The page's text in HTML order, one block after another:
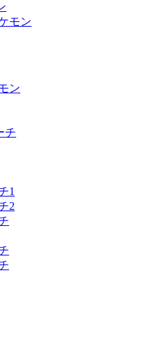
モン
ン
チ
1
2